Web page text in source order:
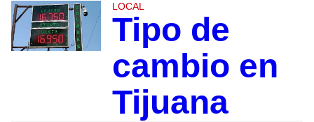
LOCAL
Tipo de
cambio en
Tijuana